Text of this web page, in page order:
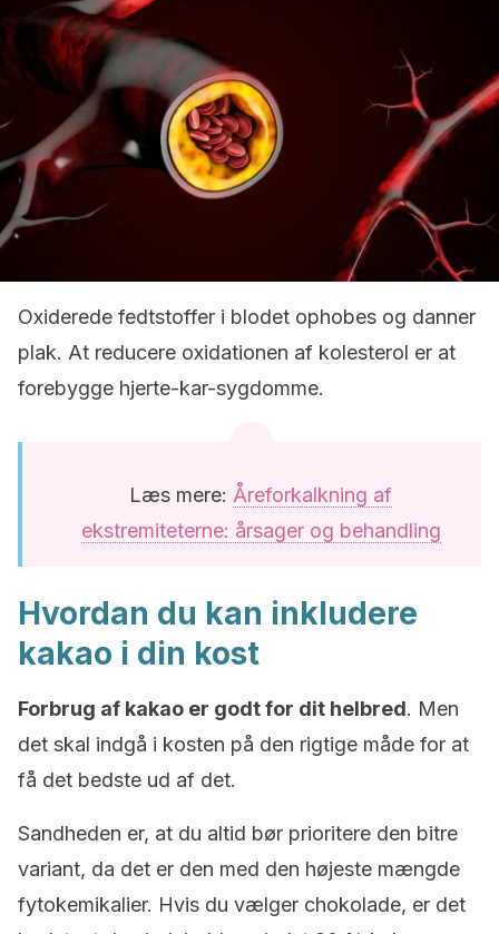
Oxiderede fedtstoffer i blodet ophobes og danner
plak. At reducere oxidationen af kolesterol er at
forebygge hjerte-kar-sygdomme.
Læs mere: Åreforkalkning af
ekstremiteterne: årsager og behandling
Hvordan du kan inkludere
kakao i din kost
Forbrug af kakao er godt for dit helbred. Men
det skal indgå i kosten på den rigtige måde for at
få det bedste ud af det.
Sandheden er, at du altid bør prioritere den bitre
variant, da det er den med den højeste mængde
fytokemikalier. Hvis du vælger chokolade, er det